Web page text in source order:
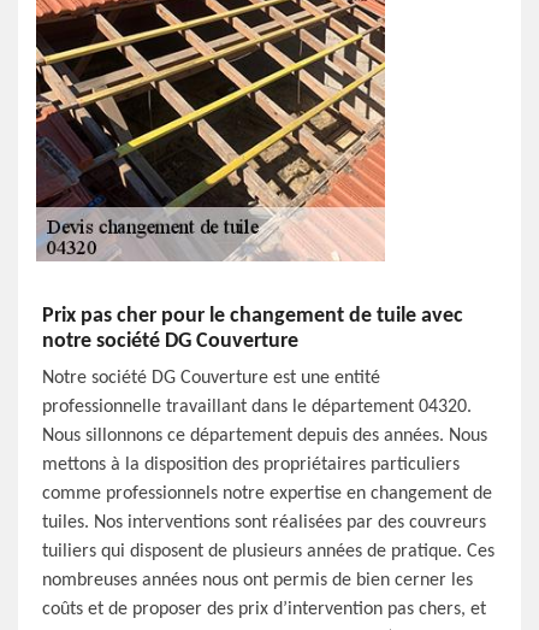
Prix pas cher pour le changement de tuile avec
notre société DG Couverture
Notre société DG Couverture est une entité
professionnelle travaillant dans le département 04320.
Nous sillonnons ce département depuis des années. Nous
mettons à la disposition des propriétaires particuliers
comme professionnels notre expertise en changement de
tuiles. Nos interventions sont réalisées par des couvreurs
tuiliers qui disposent de plusieurs années de pratique. Ces
nombreuses années nous ont permis de bien cerner les
coûts et de proposer des prix d’intervention pas chers, et